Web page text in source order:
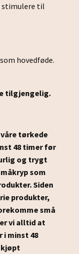
stimulere til
hovedføde.
tilgjengelig.
tørkede
48 timer før
og trygt
som
Siden
produkter,
små
vi alltid at
i minst 48